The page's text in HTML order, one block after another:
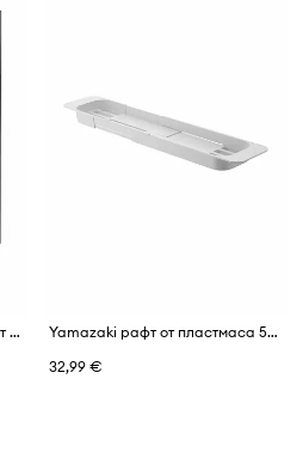
Yamazaki Стойка за чадъри от стомана 23,5 x 12 x 36 cm
Yamazaki рафт от пластмаса 57,5-75 x 15,5 x 4,5 cm
32,99 €